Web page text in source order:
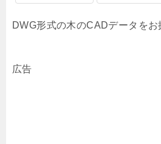
DWG形式の木のCADデータをお
広告